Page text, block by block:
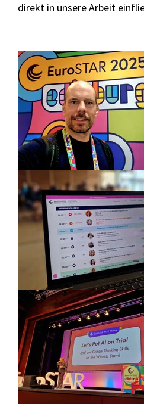
Grundlagen der
Testverfahren für den
Grundlagen IT-
Seminarthemen
direkt in unsere Arbeit